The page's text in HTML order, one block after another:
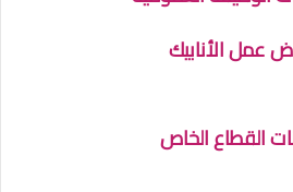
عمل الأنابيك
القطاع الخاص